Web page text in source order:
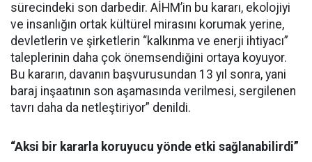
sürecindeki son darbedir. AİHM’in bu kararı, ekolojiyi
ve insanlığın ortak kültürel mirasını korumak yerine,
devletlerin ve şirketlerin “kalkınma ve enerji ihtiyacı”
taleplerinin daha çok önemsendiğini ortaya koyuyor.
Bu kararın, davanın başvurusundan 13 yıl sonra, yani
baraj inşaatının son aşamasında verilmesi, sergilenen
tavrı daha da netleştiriyor” denildi.
“Aksi bir kararla koruyucu yönde etki sağlanabilirdi”